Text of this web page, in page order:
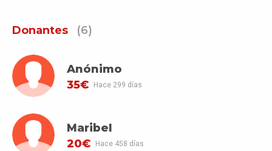
Donantes (6)
Anónimo
35€
Hace 299 días
Maribel
20€
Hace 458 días